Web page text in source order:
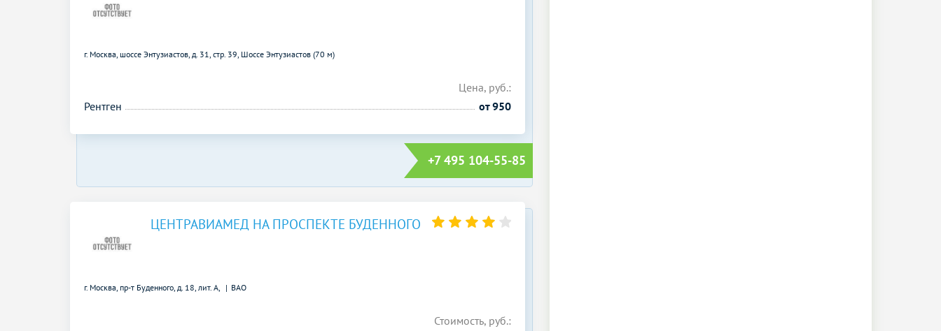
г. Москва, шоссе Энтузиастов, д. 31, стр. 39, Шоссе Энтузиастов (70 м)
Цена, руб.:
Рентген
от 950
+7 495 104-55-85
ЦЕНТРАВИАМЕД НА ПРОСПЕКТЕ БУДЕННОГО
г. Москва, пр-т Буденного, д. 18, лит. А, ВАО
Стоимость, руб.: